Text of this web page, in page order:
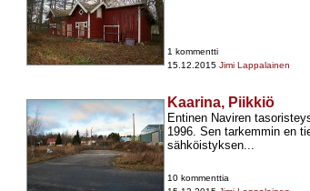
1 kommentti
15.12.2015 Jimi Lappalainen
Kaarina, Piikkiö
Entinen Naviren
1996. Sen tarkemmin en
sähköistyksen...
10 kommenttia